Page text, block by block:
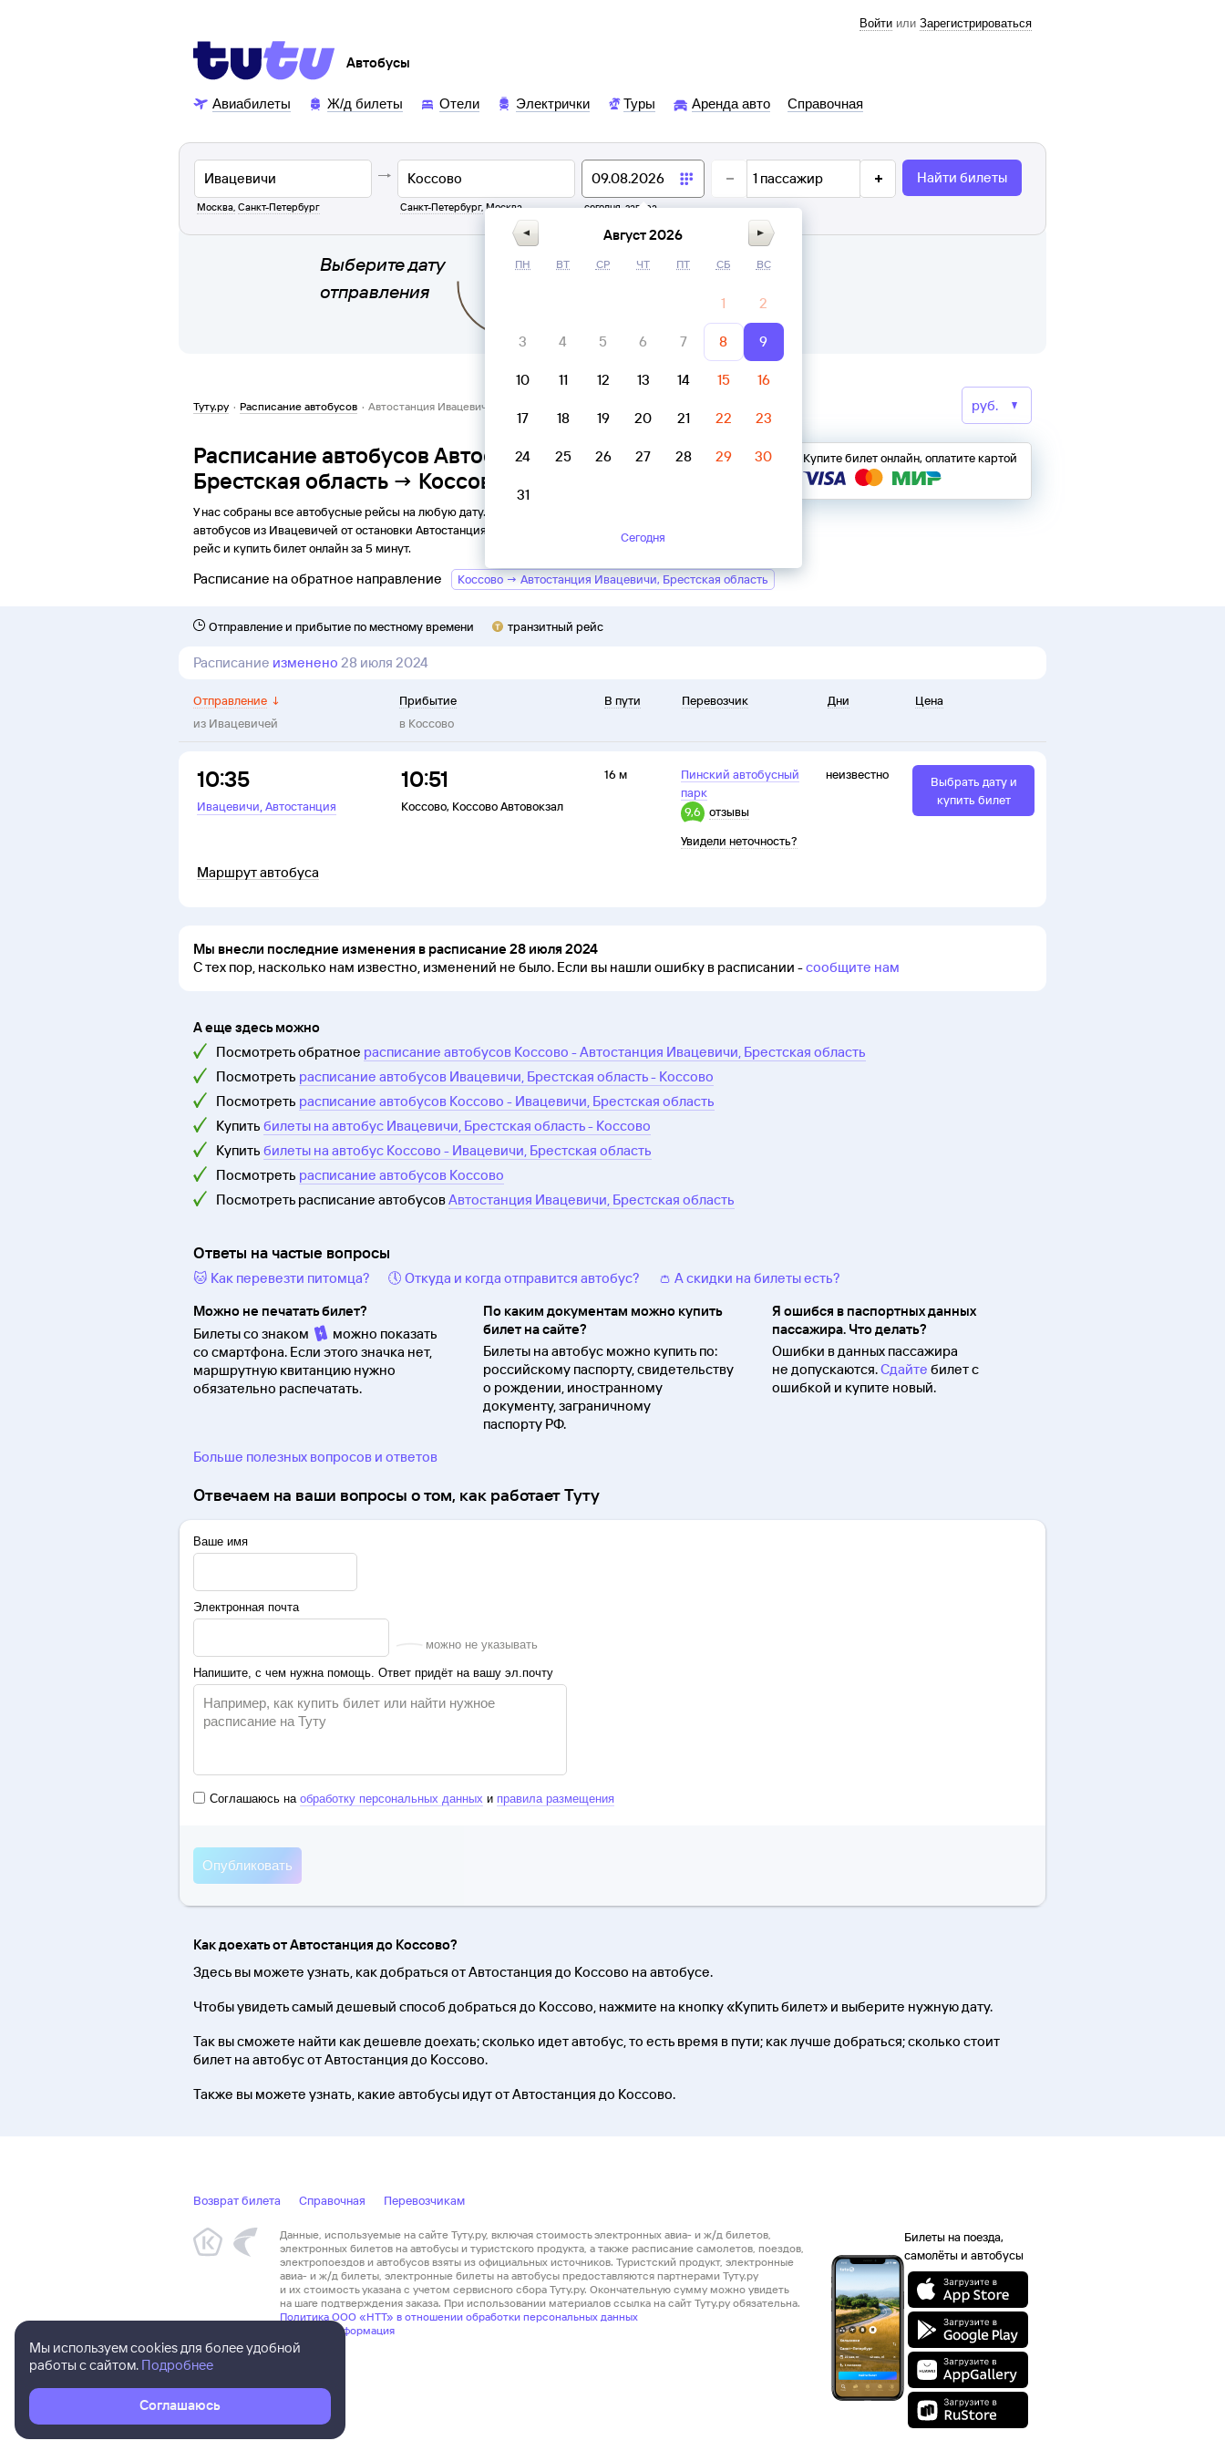
Войти или Зарегистрироваться
Автобусы
Авиабилеты Ж/д билеты Отели Электрички Туры Аренда авто Справочная
Москва, Санкт-Петербург Санкт-Петербург, Москва сегодня, завтра
1 пассажир Найти билеты
Выберите дату
отправления
Туту.ру · Расписание автобусов · Автостанция Ивацевичи, Брестская область → Коссово
Расписание автобусов Автостанция Ивацевичи,
Брестская область → Коссово
У нас собраны все автобусные рейсы на любую дату. Вы можете узнать точное расписание
автобусов из Ивацевичей отостановки Автостанция
рейс и купить билет онлайн за 5 минут.
Купите билет онлайн, оплатите картой
Расписание на обратное направление Коссово → Автостанция Ивацевичи, Брестская область
Отправление и прибытие по местному времени транзитный рейс
Расписание изменено 28 июля 2024
Отправление ↓
из Ивацевичей
Прибытие
в Коссово
В пути Перевозчик Дни Цена
10:35
Ивацевичи,Автостанция
10:51
Коссово, Коссово Автовокзал
16 м
Пинский автобусный
парк
9,6
отзывы
Увидели неточность?
неизвестно
Маршрут автобуса
Выбрать дату и
купить билет
Мы внесли последние изменения в расписание 28 июля 2024
С тех пор, насколько нам известно, изменений не было. Если вы нашли ошибку в расписании -сообщите нам
А еще здесь можно
Посмотреть обратное расписание автобусов Коссово - Автостанция Ивацевичи, Брестская область
Посмотреть расписание автобусов Ивацевичи, Брестская область - Коссово
Посмотреть расписание автобусов Коссово - Ивацевичи, Брестская область
Купить билеты на автобус Ивацевичи, Брестская область - Коссово
Купить билеты на автобус Коссово - Ивацевичи, Брестская область
Посмотреть расписание автобусов Коссово
Посмотреть расписание автобусовАвтостанция Ивацевичи, Брестская область
Ответы на частые вопросы
🐱 Как перевезти питомца? 🕔 Откуда и когда отправится автобус?
👛 А скидки на билеты есть?
Можно не печатать билет?
Билеты со знаком
можно показать
со смартфона. Если этого значка нет,
маршрутную квитанцию нужно
обязательно распечатать.
По каким документам можно купить
билет на сайте?
Билеты на автобус можно купить по:
российскому паспорту, свидетельству
о рождении, иностранному
документу, заграничному
паспорту РФ.
Я ошибся в паспортных данных
пассажира. Что делать?
Ошибки в данных пассажира
не допускаются.Сдайте билет с
ошибкой и купите новый.
Больше полезных вопросов и ответов
Отвечаем на ваши вопросы о том, как работает Туту
Ваше имя
Электронная почта
можно не указывать
Напишите, с чем нужна помощь. Ответ придёт на вашу эл.почту
Соглашаюсь на обработку персональных данных и правила размещения
Как доехать от Автостанция до Коссово?
Здесь вы можете узнать, как добраться от Автостанция до Коссово на автобусе.
Чтобы увидеть самый дешевый способ добраться до Коссово, нажмите на кнопку «Купить билет» и выберите нужную дату.
Так вы сможете найти как дешевле доехать; сколько идет автобус, то есть время в пути; как лучше добраться; сколько стоит
билет на автобус от Автостанция до Коссово.
Также вы можете узнать, какие автобусы идут от Автостанция до Коссово.
Возврат билета Справочная Перевозчикам
Билеты на поезда,
самолёты и автобусы
Данные, используемые на сайте Туту.ру, включая стоимость электронных авиа- и ж/д билетов,
электронных билетов на автобусы и туристского продукта, а также расписание самолетов, поездов,
электропоездов и автобусов взяты из официальных источников. Туристский продукт, электронные
авиа- и ж/д билеты, электронные билеты на автобусы предоставляются партнерами Туту.ру
и их стоимость указана с учетом сервисного сбора Туту.ру. Окончательную сумму можно увидеть
на шаге подтверждения заказа. При использовании материалов ссылка на сайт Туту.ру обязательна.
Политика ООО «НТТ» в отношении обработки персональных данных
Правовая информация
Мы используем cookies для более удобной
работы с сайтом. Подробнее
Соглашаюсь
Август 2026
ПН ВТ СР ЧТ ПТ СБ ВС
1 2
3 4 5 6 7 8 9
10 11 12 13 14 15 16
17 18 19 20 21 22 23
24 25 26 27 28 29 30
31
Сегодня